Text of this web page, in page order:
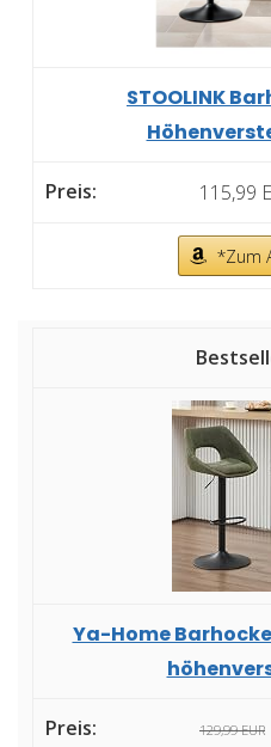
STOOLINK
115,99
*Zum
Ya-Home
129,99 EUR